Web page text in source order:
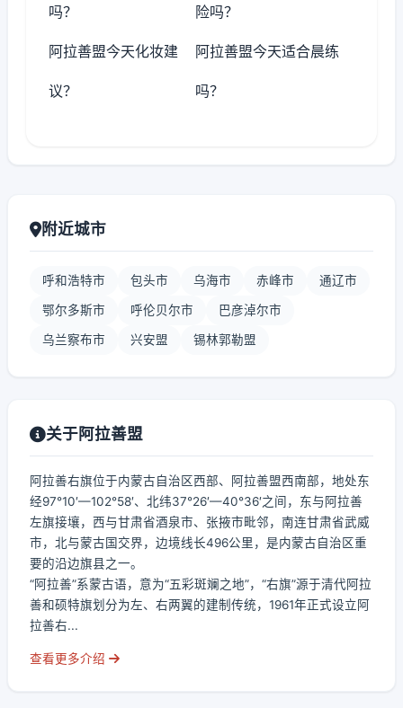
吗？ 险吗？
阿拉善盟今天化妆建
议？
阿拉善盟今天适合晨练
吗？
附近城市
呼和浩特市 包头市 乌海市 赤峰市 通辽市
鄂尔多斯市 呼伦贝尔市 巴彦淖尔市
乌兰察布市 兴安盟 锡林郭勒盟
关于阿拉善盟
阿拉善右旗位于内蒙古自治区西部、阿拉善盟西南部，地处东
经97°10′—102°58′、北纬37°26′—40°36′之间，东与阿拉善
左旗接壤，西与甘肃省酒泉市、张掖市毗邻，南连甘肃省武威
市，北与蒙古国交界，边境线长496公里，是内蒙古自治区重
要的沿边旗县之一。
“阿拉善”系蒙古语，意为“五彩斑斓之地”，“右旗”源于清代阿拉
善和硕特旗划分为左、右两翼的建制传统，1961年正式设立阿
拉善右...
查看更多介绍